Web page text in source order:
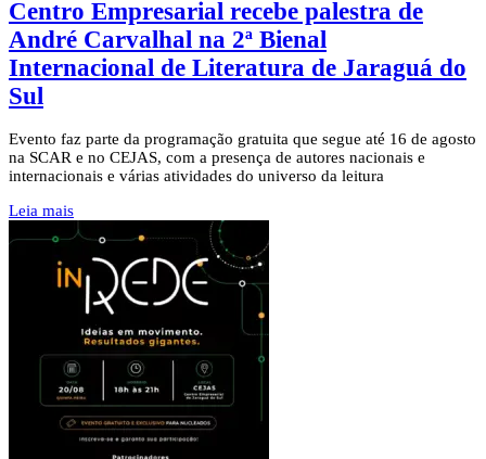
Centro Empresarial recebe palestra de
André Carvalhal na 2ª Bienal
Internacional de Literatura de Jaraguá do
Sul
Evento faz parte da programação gratuita que segue até 16 de agosto
na SCAR e no CEJAS, com a presença de autores nacionais e
internacionais e várias atividades do universo da leitura
Leia mais